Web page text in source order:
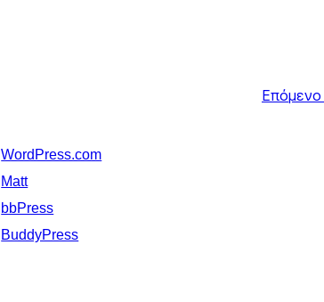
Επόμενο
WordPress.com
Matt
bbPress
BuddyPress